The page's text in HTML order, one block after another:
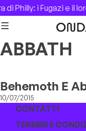
Skip to content
di Philly: i Fugazi e il
ABBATH
Behemoth E
10/07/2015
CONTATTI
TERMINI E